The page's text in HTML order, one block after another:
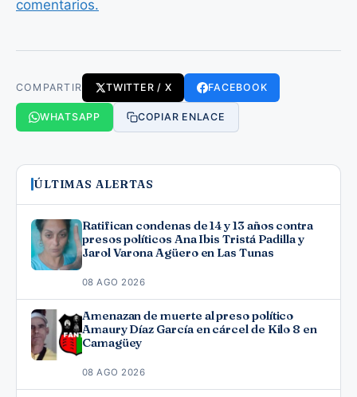
comentarios.
COMPARTIR TWITTER / X FACEBOOK
WHATSAPP COPIAR ENLACE
ÚLTIMAS ALERTAS
Ratifican condenas de 14 y 13 años contra
presos políticos Ana Ibis Tristá Padilla y
Jarol Varona Agüero en Las Tunas
08 AGO 2026
Amenazan de muerte al preso político
Amaury Díaz García en cárcel de Kilo 8 en
Camagüey
08 AGO 2026